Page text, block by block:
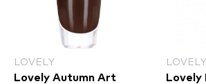
LOVELY
Lovely Autumn Art
LOVELY
Lovely